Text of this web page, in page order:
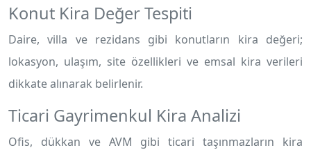
Konut Kira Değer Tespiti
Daire, villa ve rezidans gibi konutların kira değeri;
lokasyon, ulaşım, site özellikleri ve emsal kira verileri
dikkate alınarak belirlenir.
Ticari Gayrimenkul Kira Analizi
Ofis, dükkan ve AVM gibi ticari taşınmazların kira